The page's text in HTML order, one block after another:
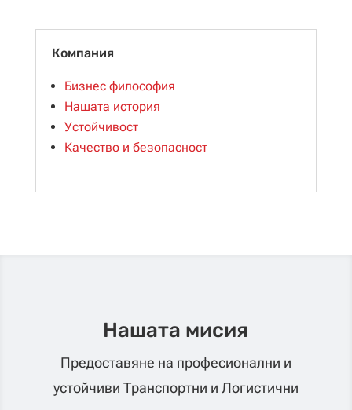
Компания
Бизнес философия
Нашата история
Устойчивост
Качество и безопасност
Нашата мисия
Предоставяне на професионални и
устойчиви Транспортни и Логистични